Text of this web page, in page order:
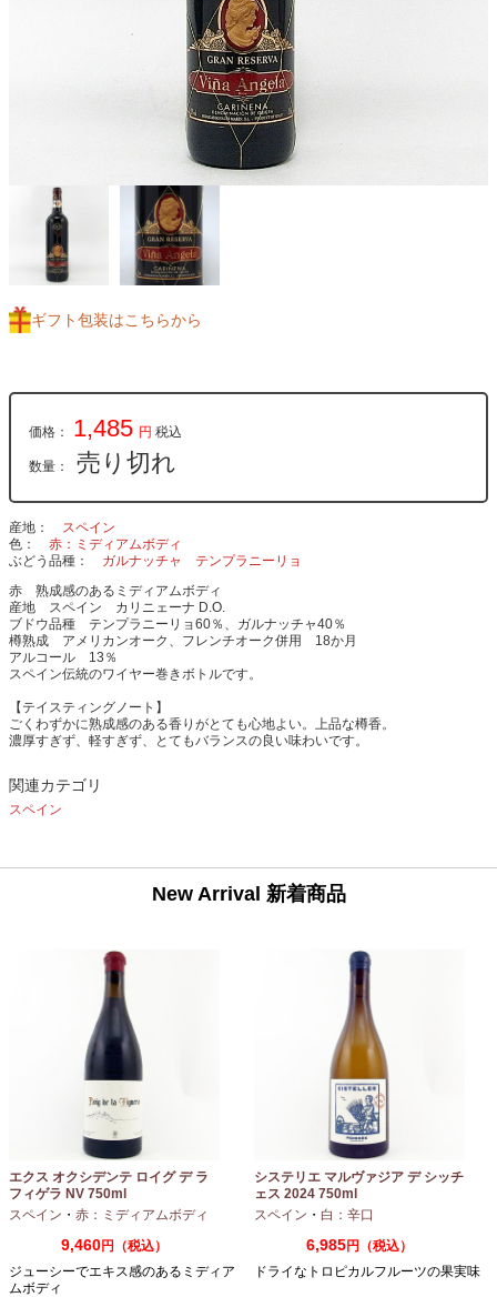
ギフト包装はこちらから
価格： 1,485 円 税込
数量： 売り切れ
産地
スペイン
色
赤：ミディアムボディ
ぶどう品種
ガルナッチャ
テンプラニーリョ
赤 熟成感のあるミディアムボディ
産地 スペイン カリニェーナ D.O.
ブドウ品種 テンプラニーリョ60％、ガルナッチャ40％
樽熟成 アメリカンオーク、フレンチオーク併用 18か月
アルコール 13％
スペイン伝統のワイヤー巻きボトルです。
【テイスティングノート】
ごくわずかに熟成感のある香りがとても心地よい。上品な樽香。
濃厚すぎず、軽すぎず、とてもバランスの良い味わいです。
関連カテゴリ
スペイン
New Arrival 新着商品
エクス オクシデンテ ロイグ デ ラ
フィゲラ NV 750ml
（2022/2023）
スペイン ・ 赤：ミディアムボディ
9,460円（税込）
ジューシーでエキス感のあるミディア
ムボディ
システリエ マルヴァジア デ シッチ
ェス 2024 750ml
スペイン ・ 白：辛口
6,985円（税込）
ドライなトロピカルフルーツの果実味